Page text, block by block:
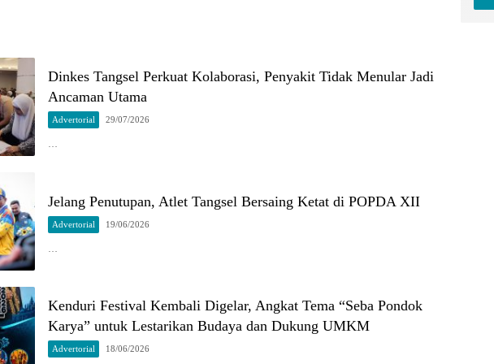
Dinkes Tangsel Perkuat Kolaborasi, Penyakit Tidak Menular Jadi
Ancaman Utama
Advertorial 29/07/2026
…
Jelang Penutupan, Atlet Tangsel Bersaing Ketat di POPDA XII
Advertorial 19/06/2026
Kenduri Festival Kembali Digelar, Angkat Tema “Seba Pondok
Karya” untuk Lestarikan Budaya dan Dukung UMKM
Advertorial 18/06/2026